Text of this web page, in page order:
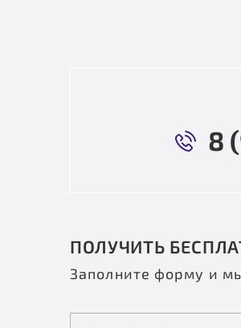
8
ПОЛУЧИТЬ
Заполните форму и